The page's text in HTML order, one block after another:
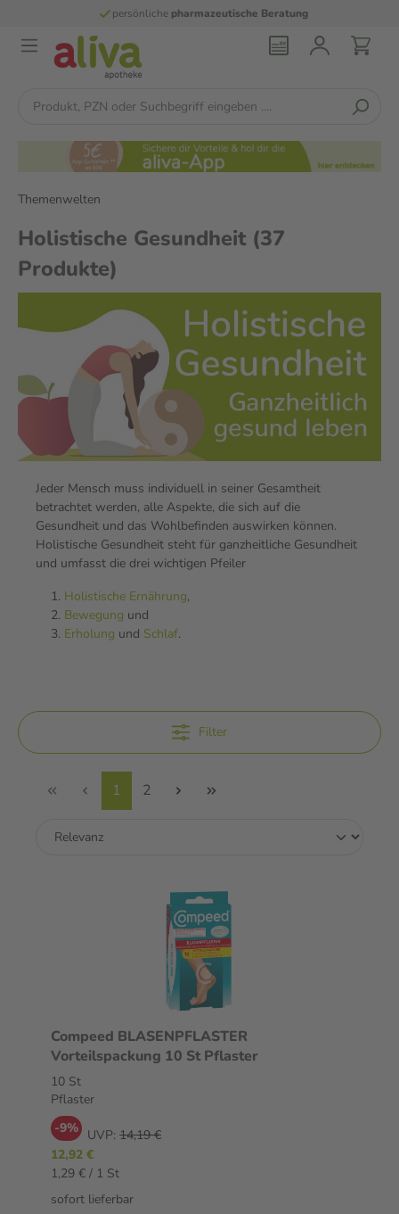
persönlichepharmazeutische Beratung
Themenwelten
Holistische Gesundheit (37
Produkte)
Jeder Mensch muss individuell in seiner Gesamtheit
betrachtet werden, alle Aspekte, die sich auf die
Gesundheit und das Wohlbefinden auswirken können.
Holistische Gesundheit steht für ganzheitliche Gesundheit
und umfasst die drei wichtigen Pfeiler
Holistische Ernährung,
Bewegung und
Erholung und Schlaf.
Filter
1 2
Compeed BLASENPFLASTER
Vorteilspackung 10 St Pflaster
10 St
Pflaster
-9% UVP: 14,19 €
12,92 €
1,29 € / 1 St
sofort lieferbar